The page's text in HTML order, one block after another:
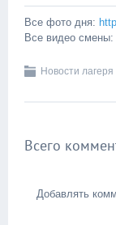
Все фото дня:
Все видео смены:
Новости лагеря
Всего
Добавлять